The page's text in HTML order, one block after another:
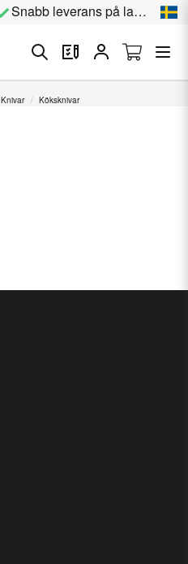
Snabb leverans på lagervara
Knivar Köksknivar